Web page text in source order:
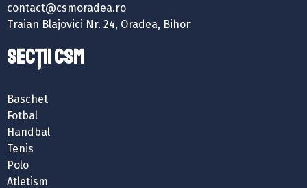
contact@csmoradea.ro
Traian Blajovici Nr. 24, Oradea, Bihor
SECȚII CSM
Baschet
Fotbal
Handbal
Tenis
Polo
Atletism